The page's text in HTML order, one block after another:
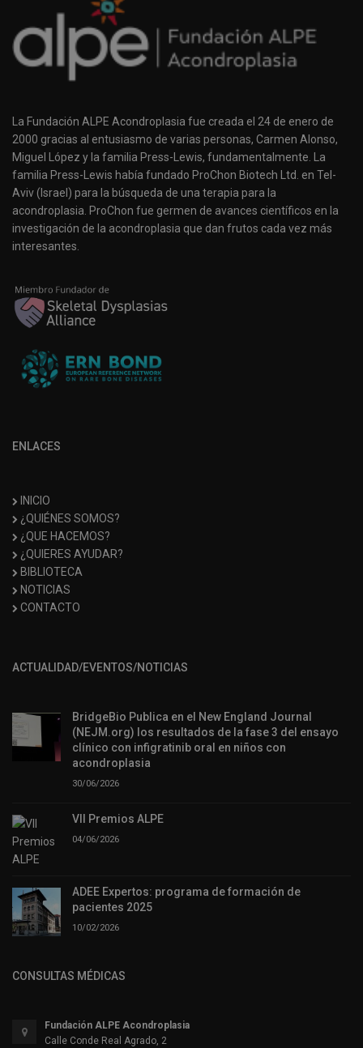
La Fundación ALPE Acondroplasia fue creada el 24 de enero de
2000 gracias al entusiasmo de varias personas, Carmen Alonso,
Miguel López y la familia Press-Lewis, fundamentalmente. La
familia Press-Lewis había fundado ProChon Biotech Ltd. en Tel-
Aviv (Israel) para la búsqueda de una terapia para la
acondroplasia. ProChon fue germen de avances científicos en la
investigación de la acondroplasia que dan frutos cada vez más
interesantes.
ENLACES
INICIO
¿QUIÉNES SOMOS?
¿QUE HACEMOS?
¿QUIERES AYUDAR?
BIBLIOTECA
NOTICIAS
CONTACTO
ACTUALIDAD/EVENTOS/NOTICIAS
BridgeBio Publica en el New England Journal
(NEJM.org) los resultados de la fase 3 del ensayo
clínico con infigratinib oral en niños con
acondroplasia
30/06/2026
VII Premios ALPE
04/06/2026
ADEE Expertos: programa de formación de
pacientes 2025
10/02/2026
CONSULTAS MÉDICAS
Fundación ALPE Acondroplasia
Calle Conde Real Agrado, 2